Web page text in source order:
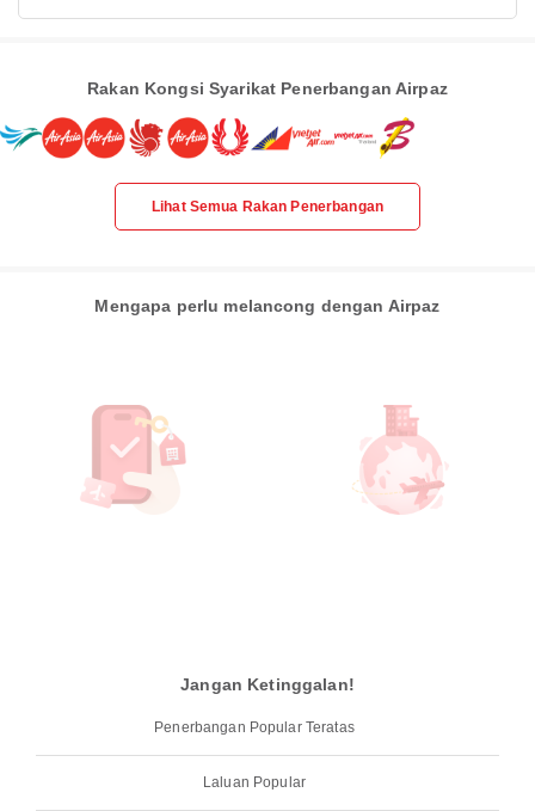
Rakan Kongsi Syarikat Penerbangan Airpaz
Lihat Semua Rakan Penerbangan
Mengapa perlu melancong dengan Airpaz
Jangan Ketinggalan!
Penerbangan Popular Teratas
Laluan Popular